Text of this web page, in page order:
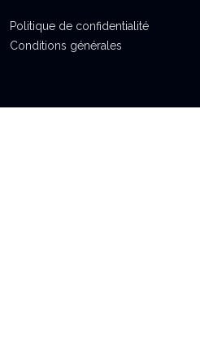
Politique de confidentialité
Conditions générales